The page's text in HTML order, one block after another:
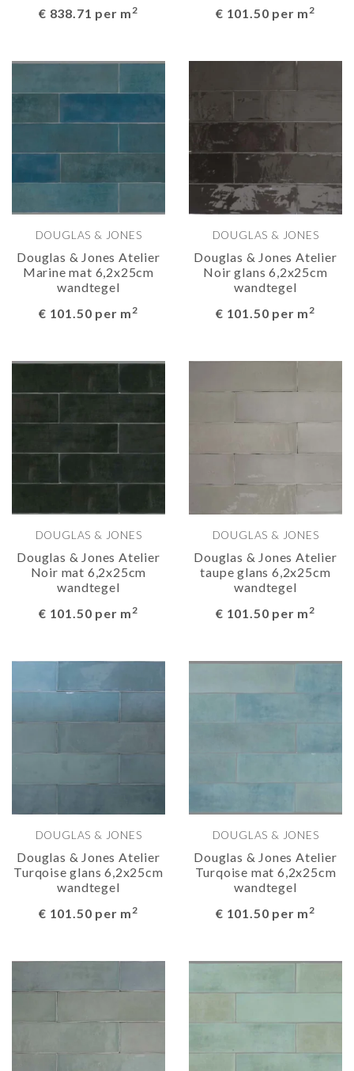
€ 838.71 per m2 € 101.50 per m2
DOUGLAS & JONES
Douglas & Jones Atelier
Marine mat 6,2x25cm
wandtegel
€ 101.50 per m2
DOUGLAS & JONES
Douglas & Jones Atelier
Noir glans 6,2x25cm
wandtegel
€ 101.50 per m2
DOUGLAS & JONES
Douglas & Jones Atelier
Noir mat 6,2x25cm
wandtegel
€ 101.50 per m2
DOUGLAS & JONES
Douglas & Jones Atelier
taupe glans 6,2x25cm
wandtegel
€ 101.50 per m2
DOUGLAS & JONES
Douglas & Jones Atelier
Turqoise glans 6,2x25cm
wandtegel
€ 101.50 per m2
DOUGLAS & JONES
Douglas & Jones Atelier
Turqoise mat 6,2x25cm
wandtegel
€ 101.50 per m2